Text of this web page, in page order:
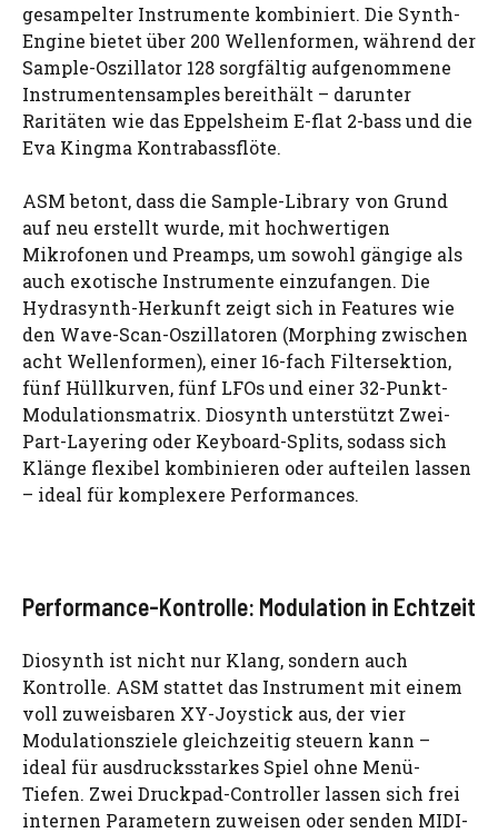
gesampelter Instrumente kombiniert. Die Synth-
Engine bietet über 200 Wellenformen, während der
Sample-Oszillator 128 sorgfältig aufgenommene
Instrumentensamples bereithält – darunter
Raritäten wie das Eppelsheim E-flat 2-bass und die
Eva Kingma Kontrabassflöte.
ASM betont, dass die Sample-Library von Grund
auf neu erstellt wurde, mit hochwertigen
Mikrofonen und Preamps, um sowohl gängige als
auch exotische Instrumente einzufangen. Die
Hydrasynth-Herkunft zeigt sich in Features wie
den Wave-Scan-Oszillatoren (Morphing zwischen
acht Wellenformen), einer 16-fach Filtersektion,
fünf Hüllkurven, fünf LFOs und einer 32-Punkt-
Modulationsmatrix. Diosynth unterstützt Zwei-
Part-Layering oder Keyboard-Splits, sodass sich
Klänge flexibel kombinieren oder aufteilen lassen
– ideal für komplexere Performances.
Performance-Kontrolle: Modulation in Echtzeit
Diosynth ist nicht nur Klang, sondern auch
Kontrolle. ASM stattet das Instrument mit einem
voll zuweisbaren XY-Joystick aus, der vier
Modulationsziele gleichzeitig steuern kann –
ideal für ausdrucksstarkes Spiel ohne Menü-
Tiefen. Zwei Druckpad-Controller lassen sich frei
internen Parametern zuweisen oder senden MIDI-